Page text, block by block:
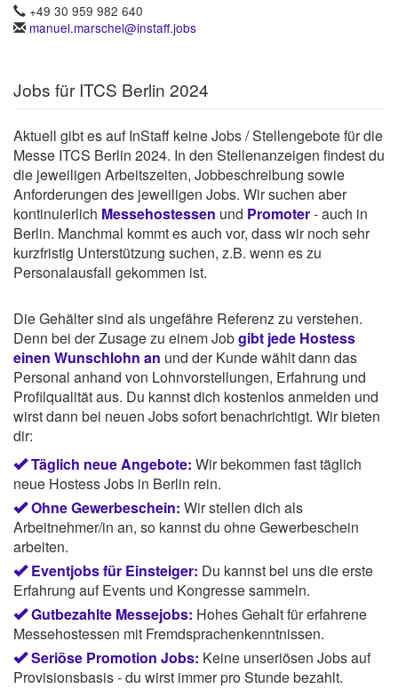
+49 30 959 982 640
manuel.marschel@instaff.jobs
Jobs für ITCS Berlin 2024
Aktuell gibt es auf InStaff keine Jobs / Stellengebote für die
Messe ITCS Berlin 2024. In den Stellenanzeigen findest du
die jeweiligen Arbeitszeiten, Jobbeschreibung sowie
Anforderungen des jeweiligen Jobs. Wir suchen aber
kontinuierlich Messehostessen und Promoter- auch in
Berlin. Manchmal kommt es auch vor, dass wir noch sehr
kurzfristig Unterstützung suchen, z.B. wenn es zu
Personalausfall gekommen ist.
Die Gehälter sind als ungefähre Referenz zu verstehen.
Denn bei der Zusage zu einem Jobgibt jede Hostess
einen Wunschlohn an und der Kunde wählt dann das
Personal anhand von Lohnvorstellungen, Erfahrung und
Profilqualität aus. Du kannst dich kostenlos anmelden und
wirst dann bei neuen Jobs sofort benachrichtigt. Wir bieten
dir:
Täglich neue Angebote: Wir bekommen fast täglich
neue Hostess Jobs in Berlin rein.
Ohne Gewerbeschein: Wir stellen dich als
Arbeitnehmer/in an, so kannst du ohne Gewerbeschein
arbeiten.
Eventjobs für Einsteiger: Du kannst bei uns die erste
Erfahrung auf Events und Kongresse sammeln.
Gutbezahlte Messejobs: Hohes Gehalt für erfahrene
Messehostessen mit Fremdsprachenkenntnissen.
Seriöse Promotion Jobs: Keine unseriösen Jobs auf
Provisionsbasis - du wirst immer pro Stunde bezahlt.